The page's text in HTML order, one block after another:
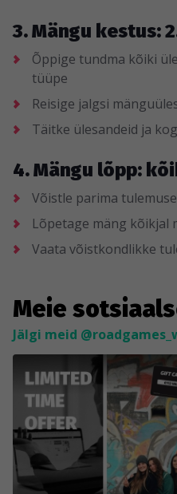
3. Mängu kestus:
Õppige tundma kõiki
tüüpe
Reisige jalgsi
Täitke ülesandeid ja
4. Mängu lõpp:
Võistle parima
Lõpetage mäng
Vaata võistkondlikke
Meie
Jälgi meid